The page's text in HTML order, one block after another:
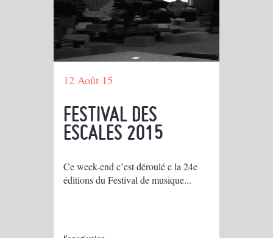
12 Août 15
FESTIVAL DES
ESCALES 2015
Ce week-end c’est déroulé e la 24e
éditions du Festival de musique...